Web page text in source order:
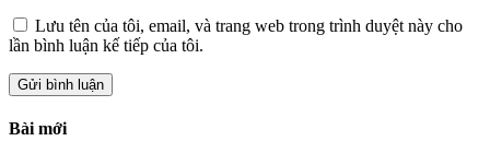
Lưu tên của tôi, email, và trang web trong trình duyệt này cho
lần bình luận kế tiếp của tôi.
Bài mới